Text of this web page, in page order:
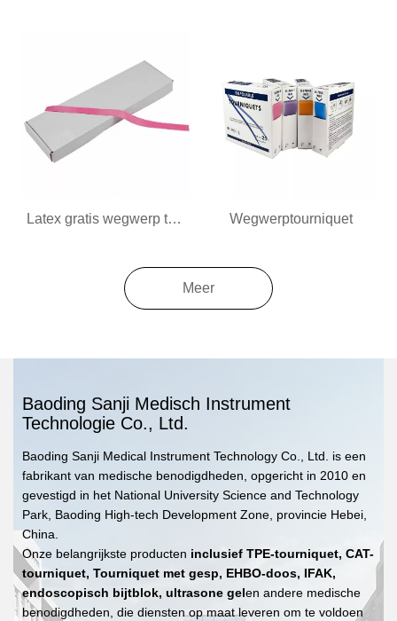
Latex gratis wegwerp tourniquet Wegwerptourniquet
Meer
Baoding Sanji Medisch Instrument
Technologie Co., Ltd.
Baoding Sanji Medical Instrument Technology Co., Ltd. is een
fabrikant van medische benodigdheden, opgericht in 2010 en
gevestigd in het National University Science and Technology
Park, Baoding High-tech Development Zone, provincie Hebei,
China.
Onze belangrijkste producten inclusief TPE-tourniquet, CAT-
tourniquet, Tourniquet met gesp, EHBO-doos, IFAK,
endoscopisch bijtblok, ultrasone gelen andere medische
benodigdheden, die diensten op maat leveren om te voldoen